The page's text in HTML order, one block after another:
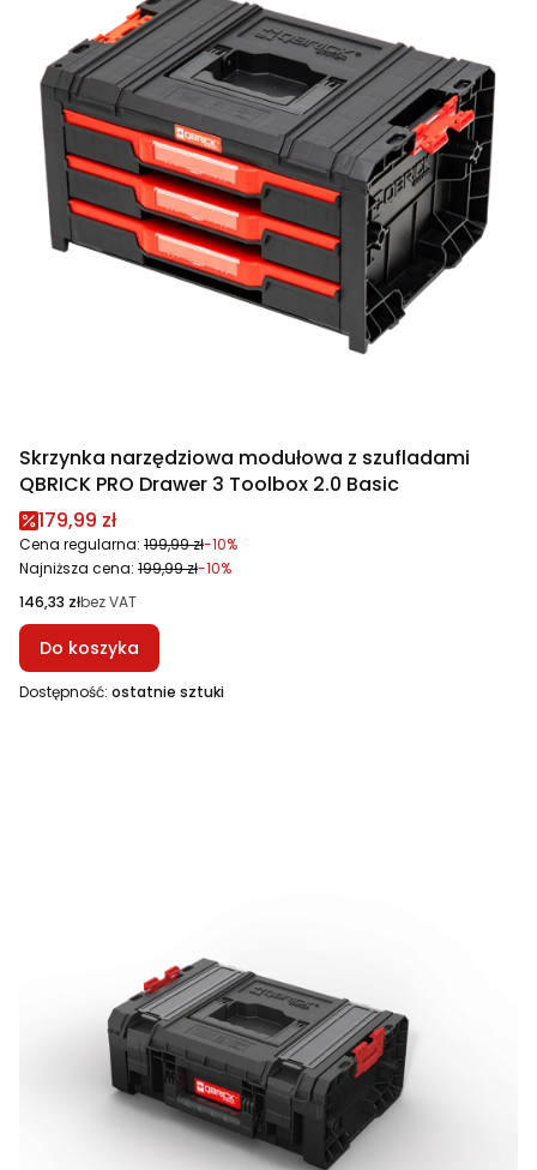
Skrzynka narzędziowa modułowa z szufladami
QBRICK PRO Drawer 3 Toolbox 2.0 Basic
Cena promocyjna
179,99 zł
Cena regularna: 199,99 zł-10%
Najniższa cena: 199,99 zł-10%
Cena
146,33 złbez VAT
Do koszyka
Dostępność: ostatnie sztuki